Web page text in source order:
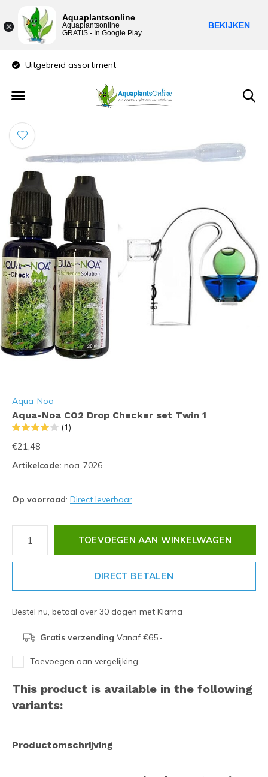
Uitgebreid assortiment
Aqua-Noa
Aqua-Noa CO2 Drop Checker set Twin 1
(1)
€21,48
Artikelcode: noa-7026
Op voorraad: Direct leverbaar
TOEVOEGEN AAN WINKELWAGEN
DIRECT BETALEN
Bestel nu, betaal over 30 dagen met Klarna
Gratis verzending Vanaf €65,-
Toevoegen aan vergelijking
This product is available in the following
variants:
Productomschrijving
Aquaplantsonline
Aquaplantsonline
GRATIS - In Google Play
BEKIJKEN